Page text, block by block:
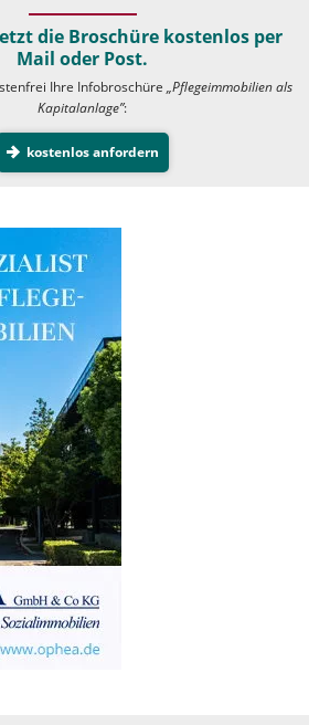
die Broschüre kostenlos per
Mail oder Post.
Ihre Infobroschüre„Pflegeimmobilien als
Kapitalanlage”:
kostenlos anfordern